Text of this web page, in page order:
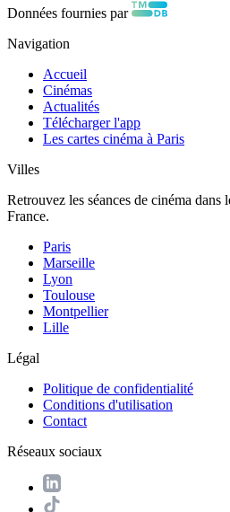
Données fournies par
Navigation
Accueil
Cinémas
Actualités
Télécharger l'app
Les cartes cinéma à Paris
Villes
Retrouvez les séances de cinéma dans
France.
Paris
Marseille
Lyon
Toulouse
Montpellier
Lille
Légal
Politique de confidentialité
Conditions d'utilisation
Contact
Réseaux sociaux